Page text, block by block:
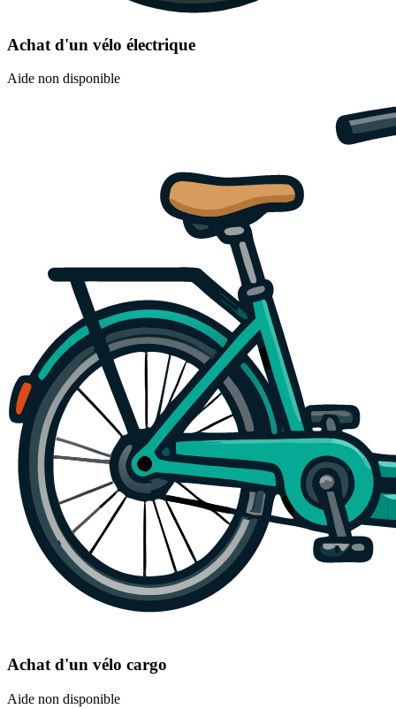
Achat d'un vélo électrique
Aide non disponible
Achat d'un vélo cargo
Aide non disponible